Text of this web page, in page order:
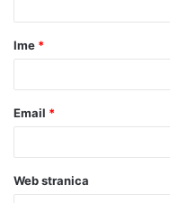
Ime *
Email *
Web stranica